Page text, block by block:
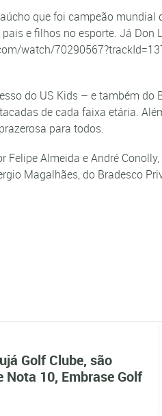
que foi campeão
e filhos no esporte. Já
watch/
do US Kids – e também
de cada faixa etária.
para todos.
Almeida e André
Magalhães, do Bradesco
Golf Clube, são
Nota 10, Embrase Golf